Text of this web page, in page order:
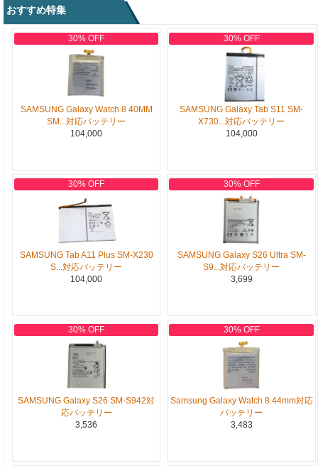
おすすめ特集
30% OFF
SAMSUNG Galaxy Watch 8 40MM
SM...対応バッテリー
104,000
30% OFF
SAMSUNG Galaxy Tab S11 SM-
X730...対応バッテリー
104,000
30% OFF
SAMSUNG Tab A11 Plus SM-X230
S...対応バッテリー
104,000
30% OFF
SAMSUNG Galaxy S26 Ultra SM-
S9...対応バッテリー
3,699
30% OFF
SAMSUNG Galaxy S26 SM-S942対
応バッテリー
3,536
30% OFF
Samsung Galaxy Watch 8 44mm対応
バッテリー
3,483